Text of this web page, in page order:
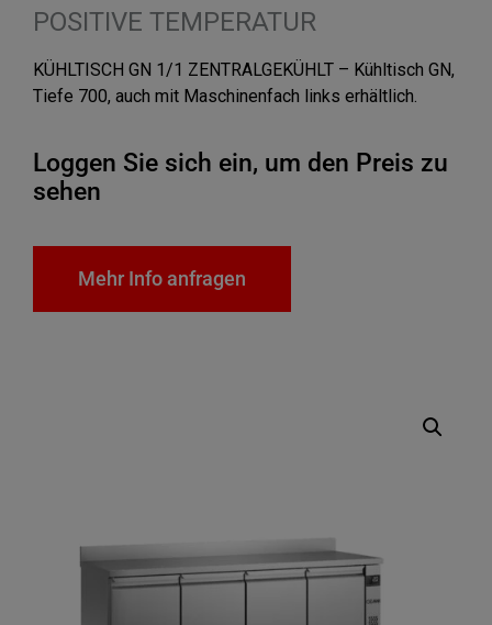
POSITIVE TEMPERATUR
KÜHLTISCH GN 1/1 ZENTRALGEKÜHLT – Kühltisch GN,
Tiefe 700, auch mit Maschinenfach links erhältlich.
Loggen Sie sich ein, um den Preis zu
sehen
Mehr Info anfragen